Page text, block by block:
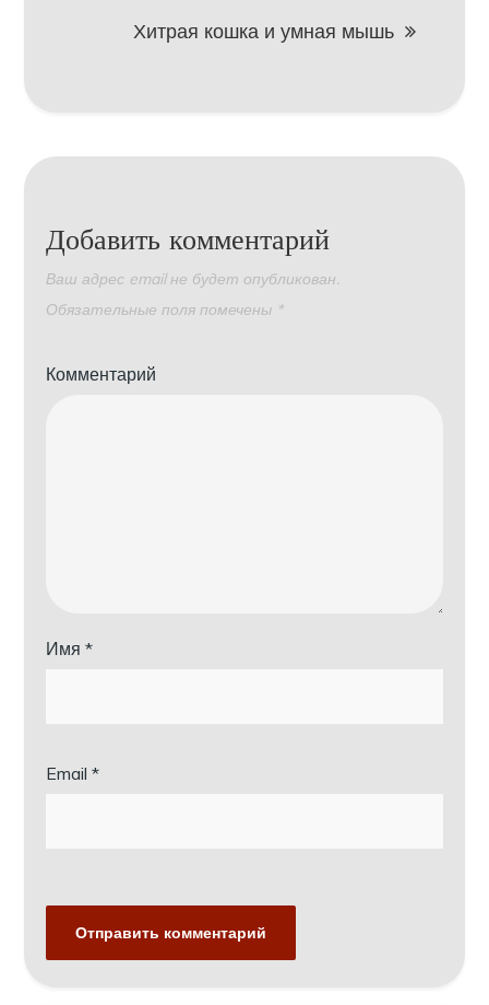
записям
Хитрая кошка и умная мышь
Добавить комментарий
Ваш адрес email не будет опубликован.
Обязательные поля помечены *
Комментарий
Имя*
Email*